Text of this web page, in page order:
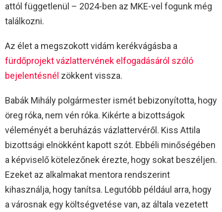
attól függetlenül – 2024-ben az MKE-vel fogunk még
találkozni.
Az élet a megszokott vidám kerékvágásba a
fürdőprojekt vázlattervének elfogadásáról szóló
bejelentésnél zökkent vissza.
Babák Mihály polgármester ismét bebizonyította, hogy
öreg róka, nem vén róka. Kikérte a bizottságok
véleményét a beruházás vázlattervéről. Kiss Attila
bizottsági elnökként kapott szót. Ebbéli minőségében
a képviselő kötelezőnek érezte, hogy sokat beszéljen.
Ezeket az alkalmakat mentora rendszerint
kihasználja, hogy tanítsa. Legutóbb például arra, hogy
a városnak egy költségvetése van, az általa vezetett